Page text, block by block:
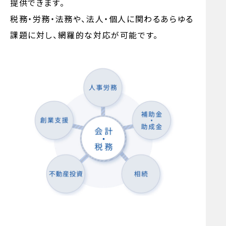
提供できます。
税務・労務・法務や、法人・個人に関わるあらゆる
課題に対し、網羅的な対応が可能です。